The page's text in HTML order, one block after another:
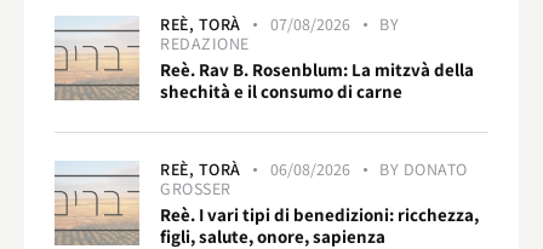
REÈ, TORÀ 07/08/2026
BY
REDAZIONE
Reè. Rav B. Rosenblum: La mitzvà della
shechità e il consumo di carne
REÈ, TORÀ 06/08/2026 BY DONATO
GROSSER
Reè. I vari tipi di benedizioni: ricchezza,
figli, salute, onore, sapienza